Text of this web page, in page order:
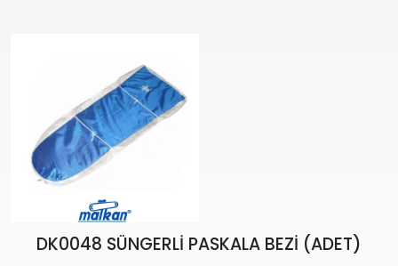
DK0048 SÜNGERLİ PASKALA BEZİ (ADET)